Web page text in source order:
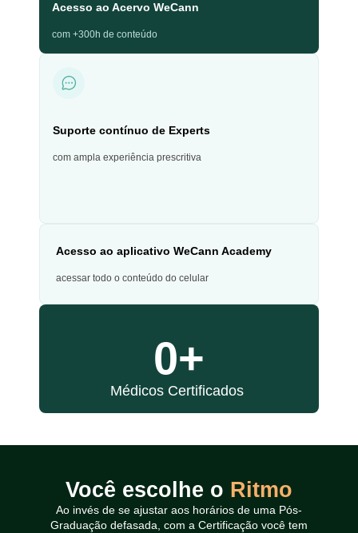
Acesso ao Acervo WeCann
com +300h de conteúdo
Suporte contínuo de Experts
com ampla experiência prescritiva
Acesso ao aplicativo WeCann Academy
acessar todo o conteúdo do celular
Médicos Certificados
0+
Você escolhe o Ritmo
Ao invés de se ajustar aos horários de uma Pós-
Graduação defasada, com a Certificação você tem